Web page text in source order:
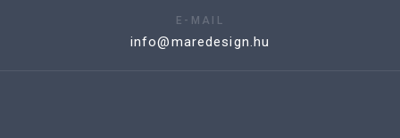
E-MAIL
info@maredesign.hu